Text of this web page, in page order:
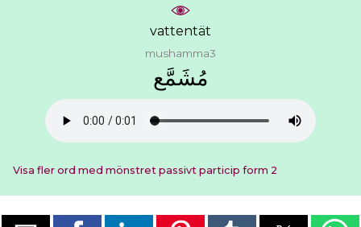
vattentät
mushamma3
ﻣُﺸَﻤَّﻊ
Visa fler ord med mönstret passivt particip form 2